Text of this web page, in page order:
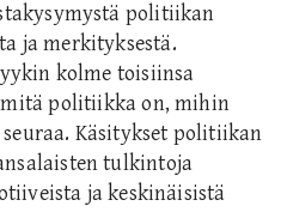
politiikan
ja merkityksestä.
kolme toisiinsa
politiikka on, mihin
Käsitykset politiikan
tulkintoja
ja keskinäisistä